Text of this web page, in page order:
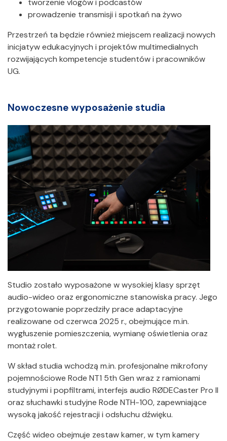
tworzenie vlogów i podcastów
prowadzenie transmisji i spotkań na żywo
Przestrzeń ta będzie również miejscem realizacji nowych
inicjatyw edukacyjnych i projektów multimedialnych
rozwijających kompetencje studentów i pracowników
UG.
Nowoczesne wyposażenie studia
Studio zostało wyposażone w wysokiej klasy sprzęt
audio-wideo oraz ergonomiczne stanowiska pracy. Jego
przygotowanie poprzedziły prace adaptacyjne
realizowane od czerwca 2025 r., obejmujące m.in.
wygłuszenie pomieszczenia, wymianę oświetlenia oraz
montaż rolet.
W skład studia wchodzą m.in. profesjonalne mikrofony
pojemnościowe Rode NT1 5th Gen wraz z ramionami
studyjnymi i popfiltrami, interfejs audio RØDECaster Pro II
oraz słuchawki studyjne Rode NTH-100, zapewniające
wysoką jakość rejestracji i odsłuchu dźwięku.
Część wideo obejmuje zestaw kamer, w tym kamery